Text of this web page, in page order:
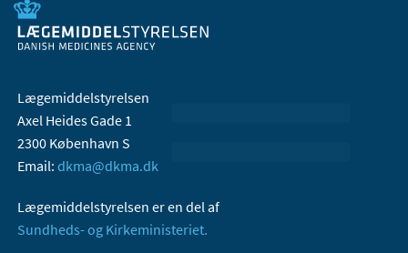
Lægemiddelstyrelsen
Axel Heides Gade 1
2300 København S
Email: dkma@dkma.dk
Lægemiddelstyrelsen er en del af
Sundheds- og Kirkeministeriet.